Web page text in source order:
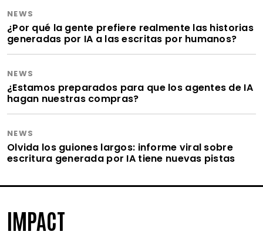
NEWS
¿Por qué la gente prefiere realmente las historias
generadas por IA a las escritas por humanos?
NEWS
¿Estamos preparados para que los agentes de IA
hagan nuestras compras?
NEWS
Olvida los guiones largos: informe viral sobre
escritura generada por IA tiene nuevas pistas
IMPACT